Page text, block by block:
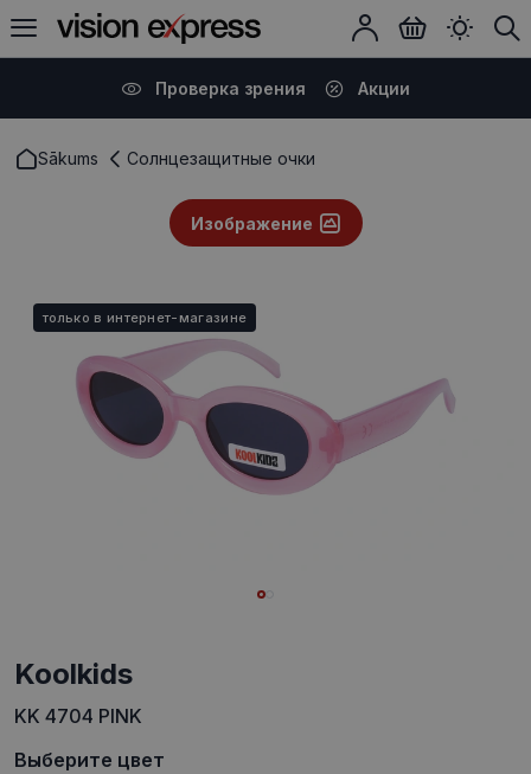
Проверка зрения Акции
Sākums Солнцезащитные очки
Изображение
только в интернет-магазине
koolkids
KK 4704 PINK
Выберите цвет